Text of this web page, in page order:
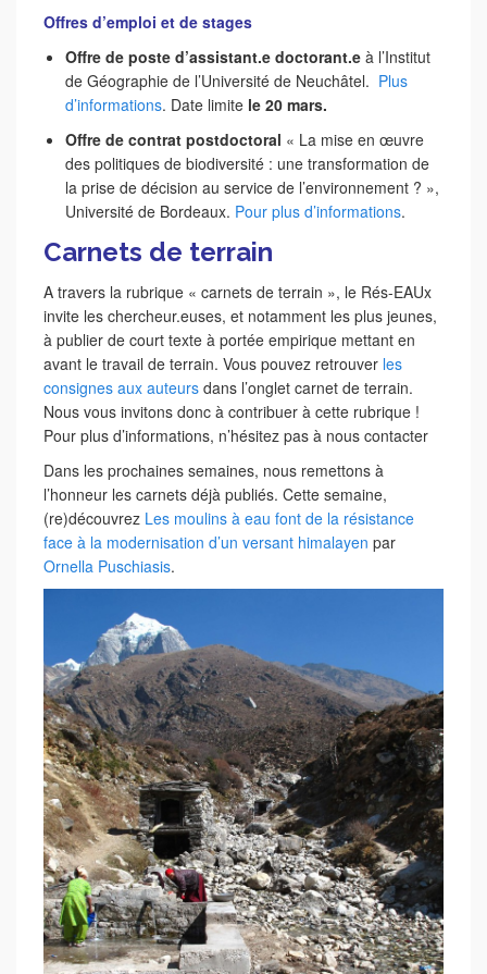
Offres d’emploi et de stages
Offre de poste d’assistant.e doctorant.e à l’Institut
de Géographie de l’Université de Neuchâtel. Plus
d’informations. Date limite le 20 mars.
Offre de contrat postdoctoral « La mise en œuvre
des politiques de biodiversité : une transformation de
la prise de décision au service de l’environnement ? »,
Université de Bordeaux. Pour plus d’informations.
Carnets de terrain
A travers la rubrique « carnets de terrain », le Rés-EAUx
invite les chercheur.euses, et notamment les plus jeunes,
à publier de court texte à portée empirique mettant en
avant le travail de terrain. Vous pouvez retrouver les
consignes aux auteurs dans l’onglet carnet de terrain.
Nous vous invitons donc à contribuer à cette rubrique !
Pour plus d’informations, n’hésitez pas à nous contacter
Dans les prochaines semaines, nous remettons à
l’honneur les carnets déjà publiés. Cette semaine,
(re)découvrez Les moulins à eau font de la résistance
face à la modernisation d’un versant himalayen par
Ornella Puschiasis.